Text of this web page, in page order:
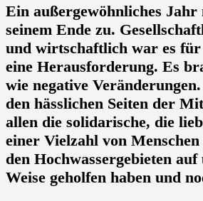
Ein außergewöhnliches Jahr
seinem Ende zu.
und wirtschaftlich war es für
eine Herausforderung. Es
wie negative
den hässlichen Seiten der
allen die solidarische, die
einer Vielzahl von
den Hochwassergebieten
Weise geholfen haben und